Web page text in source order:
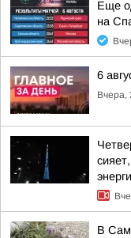
Еще
на
6
Вчера,
В